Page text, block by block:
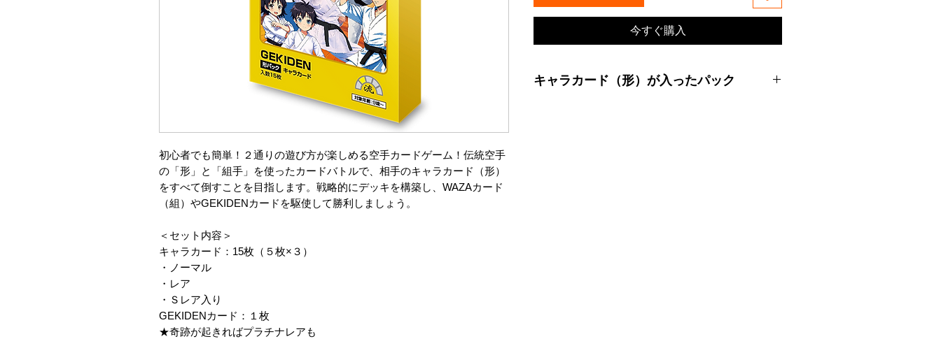
初心者でも簡単！２通りの遊び方が楽しめる空手カードゲーム！伝統空手
の「形」と「組手」を使ったカードバトルで、相手のキャラカード（形）
をすべて倒すことを目指します。戦略的にデッキを構築し、WAZAカード
（組）やGEKIDENカードを駆使して勝利しましょう。
＜セット内容＞
キャラカード：15枚（５枚×３）
・ノーマル
・レア
・Ｓレア入り
GEKIDENカード：１枚
★奇跡が起きればプラチナレアも
今すぐ購入
キャラカード（形）が入ったパック